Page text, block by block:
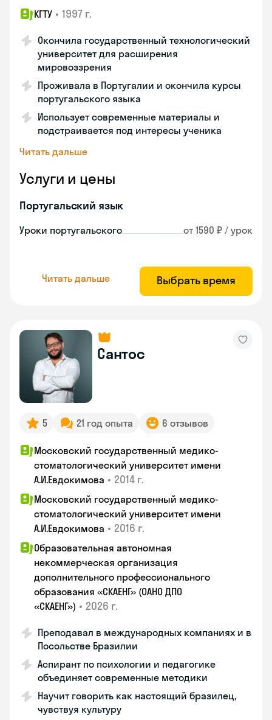
КГТУ • 1997 г.
Окончила государственный технологический
университет для расширения
мировоззрения
Проживала в Португалии и окончила курсы
португальского языка
Использует современные материалы и
подстраивается под интересы ученика
Читать дальше
Услуги и цены
Португальский язык
Уроки португальского от 1590 ₽ / урок
Читать дальше Выбрать время
Сантос
5 21 год опыта 6 отзывов
Московский государственный медико-
стоматологический университет имени
А.И.Евдокимова • 2014 г.
Московский государственный медико-
стоматологический университет имени
А.И.Евдокимова • 2016 г.
Образовательная автономная
некоммерческая организация
дополнительного профессионального
образования «СКАЕНГ» (ОАНО ДПО
«СКАЕНГ») • 2026 г.
Преподавал в международных компаниях и в
Посольстве Бразилии
Аспирант по психологии и педагогике
объединяет современные методики
Научит говорить как настоящий бразилец,
чувствуя культуру